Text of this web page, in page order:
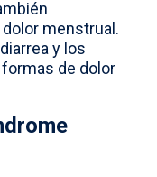
menstrual.
y los
de dolor